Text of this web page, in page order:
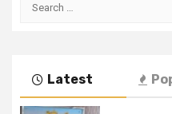
Latest